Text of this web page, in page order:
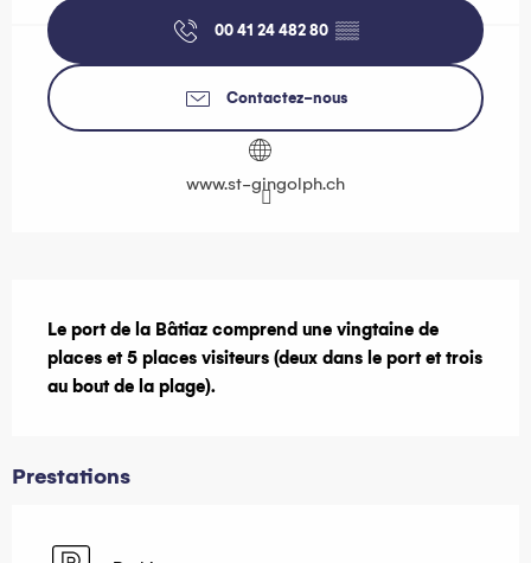
00 41 24 482 80 ▒▒
Contactez-nous
www.st-gingolph.ch
Le port de la Bâtiaz comprend une vingtaine de
places et 5 places visiteurs (deux dans le port et trois
au bout de la plage).
Prestations